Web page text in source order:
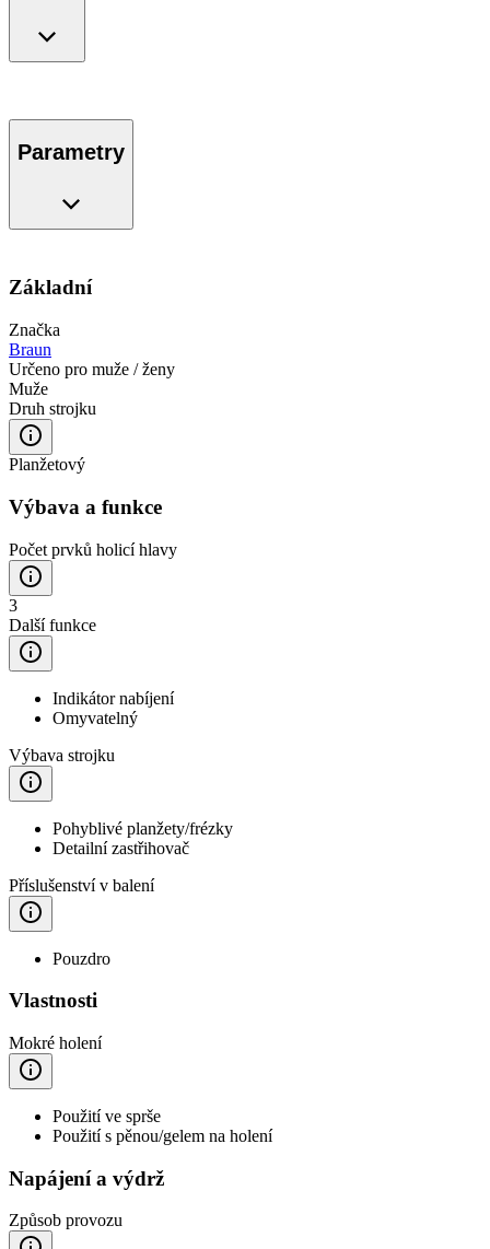
Parametry
Základní
Značka
Braun
Určeno pro muže / ženy
Muže
Druh strojku
Planžetový
Výbava a funkce
Počet prvků holicí hlavy
3
Další funkce
Indikátor nabíjení
Omyvatelný
Výbava strojku
Pohyblivé planžety/frézky
Detailní zastřihovač
Příslušenství v balení
Pouzdro
Vlastnosti
Mokré holení
Použití ve sprše
Použití s pěnou/gelem na holení
Napájení a výdrž
Způsob provozu